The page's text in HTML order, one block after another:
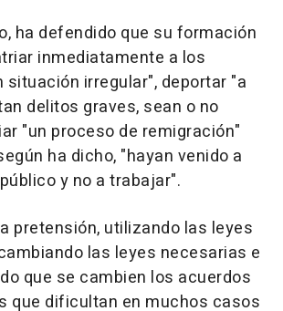
ha defendido que su formación
inmediatamente a los
situación irregular", deportar "a
delitos graves, sean o no
"un proceso de remigración"
ha dicho, "hayan venido a
y no a trabajar".
pretensión, utilizando las leyes
las leyes necesarias e
que se cambien los acuerdos
que dificultan en muchos casos